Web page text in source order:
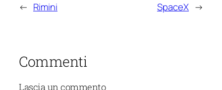
← Rimini SpaceX →
Commenti
Lascia un commento